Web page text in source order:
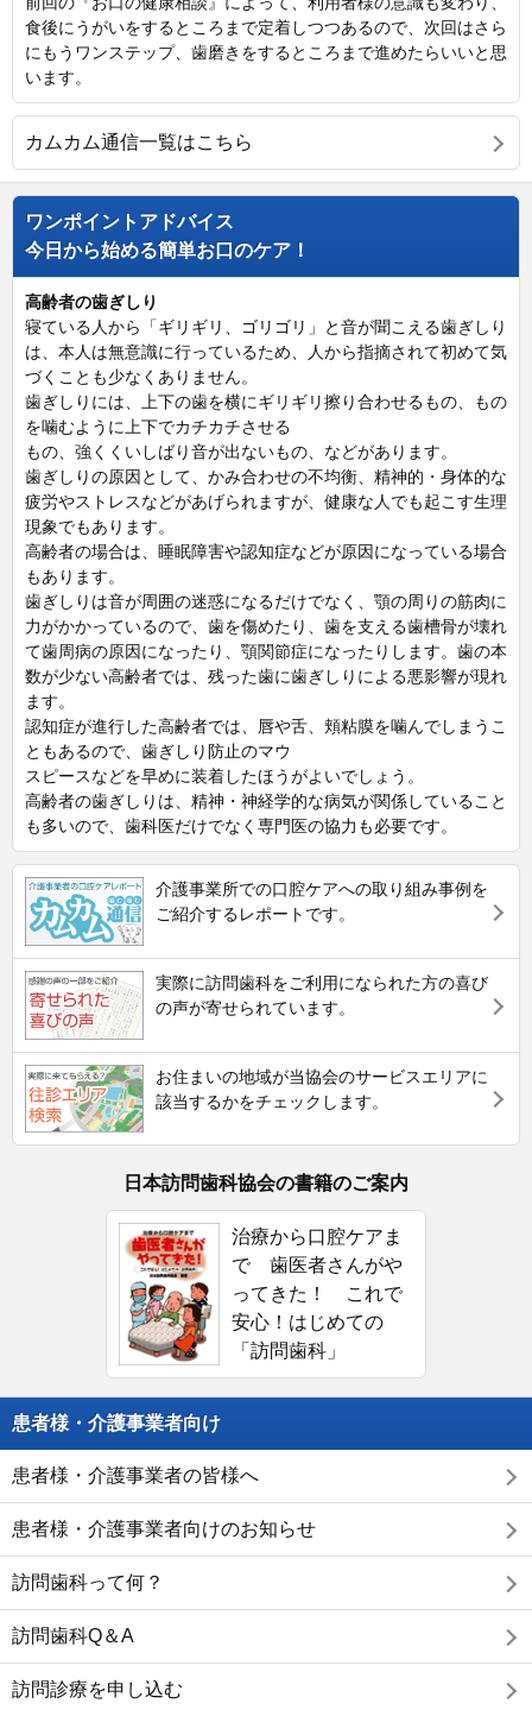
食後にうがいをするところまで定着しつつあるので、次回はさら
にもうワンステップ、歯磨きをするところまで進めたらいいと思
います。
カムカム通信一覧はこちら
ワンポイントアドバイス
今日から始める簡単お口のケア！
高齢者の歯ぎしり
寝ている人から「ギリギリ、ゴリゴリ」と音が聞こえる歯ぎしり
は、本人は無意識に行っているため、人から指摘されて初めて気
づくことも少なくありません。
歯ぎしりには、上下の歯を横にギリギリ擦り合わせるもの、もの
を噛むように上下でカチカチさせる
もの、強くくいしばり音が出ないもの、などがあります。
歯ぎしりの原因として、かみ合わせの不均衡、精神的・身体的な
疲労やストレスなどがあげられますが、健康な人でも起こす生理
現象でもあります。
高齢者の場合は、睡眠障害や認知症などが原因になっている場合
もあります。
歯ぎしりは音が周囲の迷惑になるだけでなく、顎の周りの筋肉に
力がかかっているので、歯を傷めたり、歯を支える歯槽骨が壊れ
て歯周病の原因になったり、顎関節症になったりします。歯の本
数が少ない高齢者では、残った歯に歯ぎしりによる悪影響が現れ
ます。
認知症が進行した高齢者では、唇や舌、頬粘膜を噛んでしまうこ
ともあるので、歯ぎしり防止のマウ
スピースなどを早めに装着したほうがよいでしょう。
高齢者の歯ぎしりは、精神・神経学的な病気が関係していること
も多いので、歯科医だけでなく専門医の協力も必要です。
介護事業所での口腔ケアへの取り組み事例を
ご紹介するレポートです。
実際に訪問歯科をご利用になられた方の喜び
の声が寄せられています。
お住まいの地域が当協会のサービスエリアに
該当するかをチェックします。
日本訪問歯科協会の書籍のご案内
治療から口腔ケアま
で 歯医者さんがや
ってきた！ これで
安心！はじめての
「訪問歯科」
患者様・介護事業者向け
患者様・介護事業者の皆様へ
患者様・介護事業者向けのお知らせ
訪問歯科って何？
訪問歯科Q＆A
訪問診療を申し込む